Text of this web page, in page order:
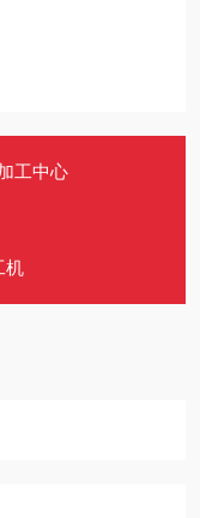
工中心
机